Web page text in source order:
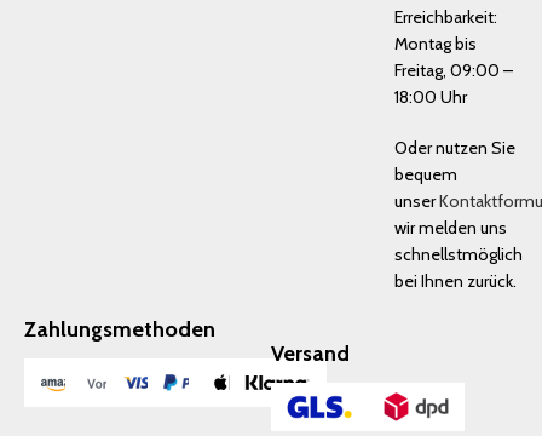
Erreichbarkeit:
Montag bis
Freitag, 09:00 –
18:00 Uhr
Oder nutzen Sie
bequem
unser
wir melden uns
schnellstmöglich
bei Ihnen zurück.
Zahlungsmethoden
Versand